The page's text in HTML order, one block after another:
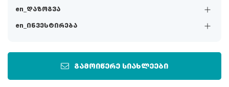
en_დაზოგვა
en_ინვესტირება
გამოიწერე სიახლეები